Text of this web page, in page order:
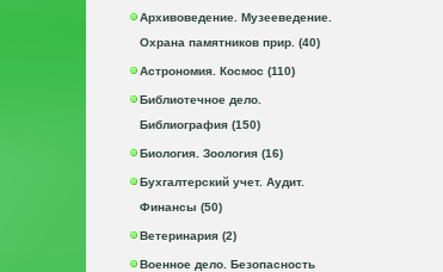
Архивоведение. Музееведение.
Охрана памятников прир. (40)
Астрономия. Космос (110)
Библиотечное дело.
Библиография (150)
Биология. Зоология (16)
Бухгалтерский учет. Аудит.
Финансы (50)
Ветеринария (2)
Военное дело. Безопасность